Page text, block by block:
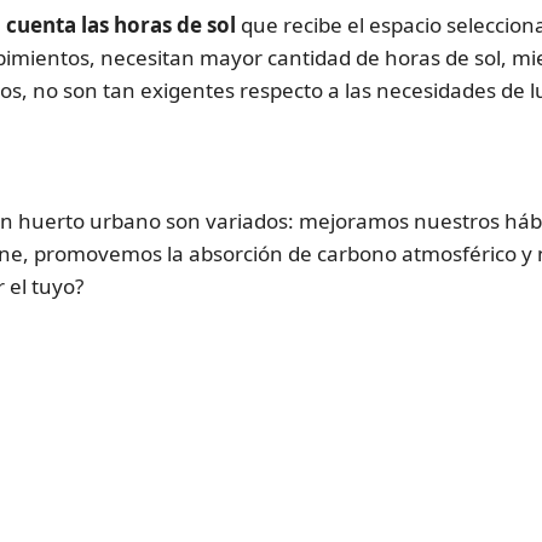
las horas de sol que recibe el espacio
necesitan mayor cantidad de horas de sol,
no son tan exigentes respecto a las necesidades de
huerto urbano son variados: mejoramos nuestros
promovemos la absorción de carbono atmosférico y
el tuyo?